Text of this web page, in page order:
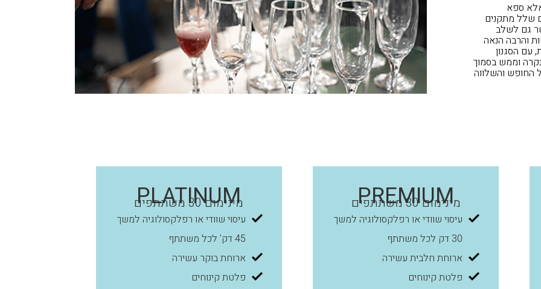
ספא
שלל מתקנים
גם לשלב
והרבה הנאה
עם הסגנון
וממש בסמוך
החופש והשלווה
PREMIUM
מינימום 30 משתתפים
עיסוי שוודי או רפלקסולוגיה למשך
30 דק לכל משתתף
ארוחת חלבית עשירה
פלטת קינוחים
PLATINUM
מינימום 30 משתתפים
עיסוי שוודי או רפלקסולוגיה למשך
45 דק' לכל משתתף
ארוחת בוקר עשירה
פלטת קינוחים